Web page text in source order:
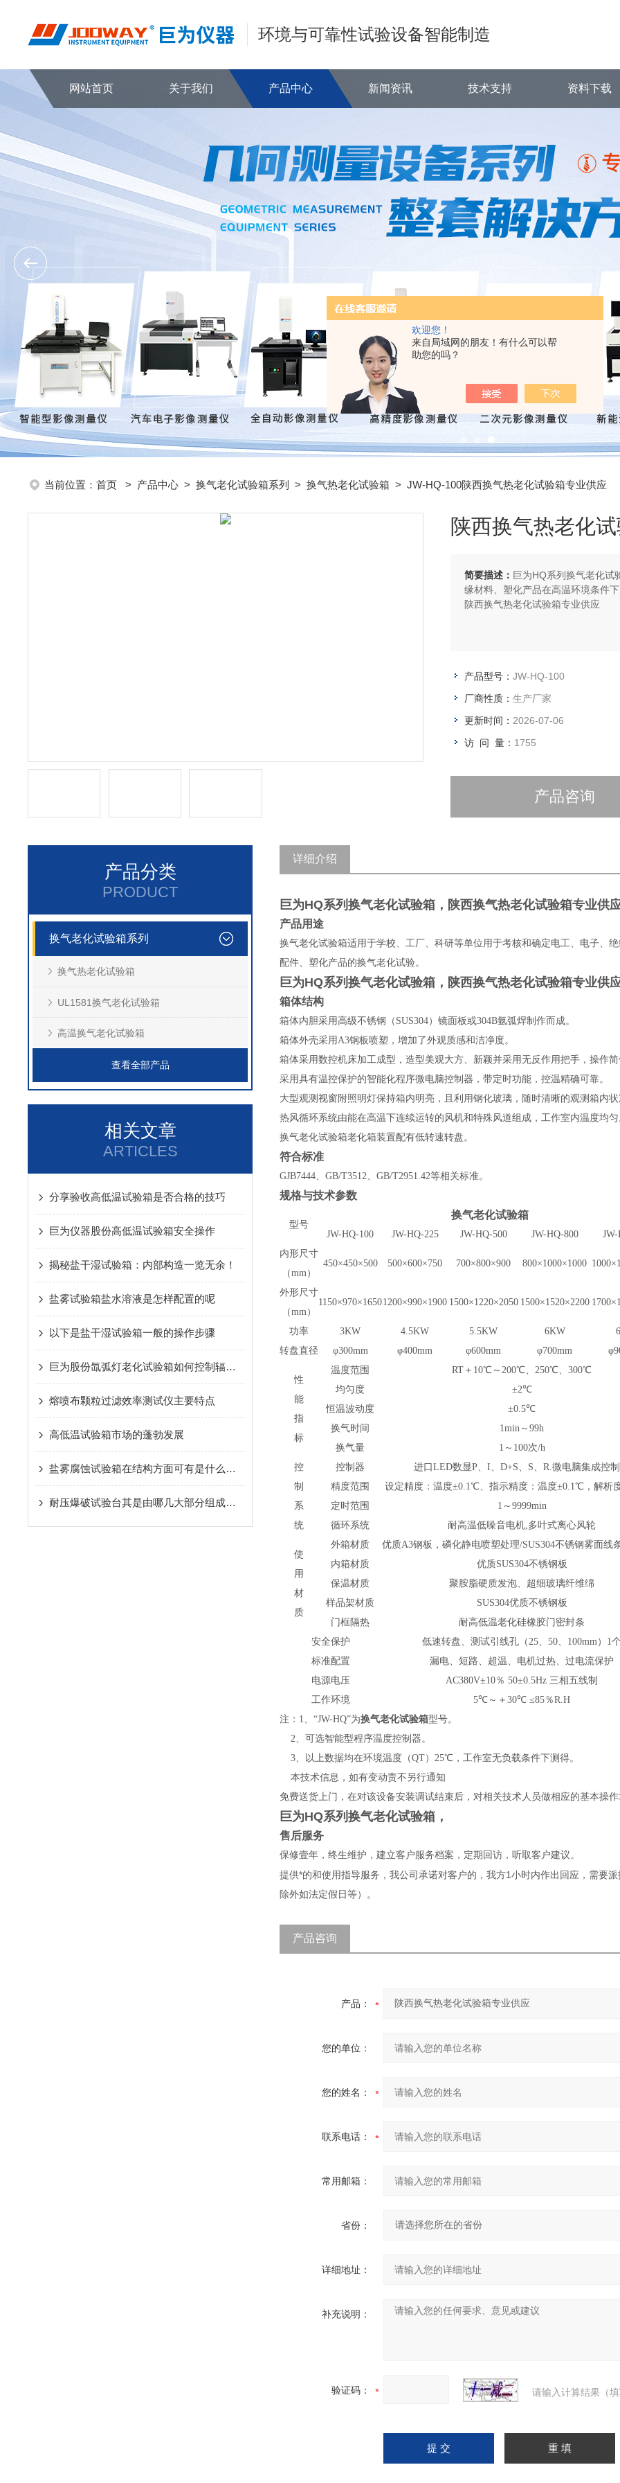
欢迎您！
来自局域网的朋友！有什么可以帮
助您的吗？
环境与可靠性试验设备智能制造
网站首页 关于我们 产品中心 新闻资讯 技术支持 资料下载
当前位置： 首页 > 产品中心 > 换气老化试验箱系列 > 换气热老化试验箱 > JW-HQ-100陕西换气热老化试验箱专业供应
陕西换气热老化
简要描述： 巨为HQ系列换气老化试
缘材料、塑化产品在高温环境条件
陕西换气热老化试验箱专业供应
产品型号： JW-HQ-100
厂商性质： 生产厂家
更新时间： 2026-07-06
访 问 量： 1755
产品咨询
产品分类
PRODUCT
换气老化试验箱系列
换气热老化试验箱
UL1581换气老化试验箱
高温换气老化试验箱
查看全部产品
相关文章
ARTICLES
分享验收高低温试验箱是否合格的技巧
巨为仪器股份高低温试验箱安全操作
揭秘盐干湿试验箱：内部构造一览无余！
盐雾试验箱盐水溶液是怎样配置的呢
以下是盐干湿试验箱一般的操作步骤
巨为股份氙弧灯老化试验箱如何控制辐照度
熔喷布颗粒过滤效率测试仪主要特点
高低温试验箱市场的蓬勃发展
盐雾腐蚀试验箱在结构方面可有是什么特点呢？
耐压爆破试验台其是由哪几大部分组成的呢？
详细介绍
巨为HQ系列换气老化试验箱， 陕西换气热老化试验箱专业供
产品用途
换气老化试验箱适用于学校、工厂、科研等单位用于考核和确定电工、电子、
配件、塑化产品的换气老化试验。
巨为HQ系列换气老化试验箱， 陕西换气热老化试验箱专业供
箱体结构
箱体内胆采用高级不锈钢（SUS304）镜面板或304B氩弧焊制作而成。
箱体外壳采用A3钢板喷塑，增加了外观质感和洁净度。
箱体采用数控机床加工成型，造型美观大方、新颖并采用无反作用把手，操作简
采用具有温控保护的智能化程序微电脑控制器，带定时功能，控温精确可靠。
大型观测视窗附照明灯保持箱内明亮，且利用钢化玻璃，随时清晰的观测箱内状
热风循环系统由能在高温下连续运转的风机和特殊风道组成，工作室内温度均匀
换气老化试验箱老化箱装置配有低转速转盘。
符合标准
GJB7444、GB/T3512、GB/T2951.42等相关标准。
规格与技术参数
型号
换气老化试验箱
JW-HQ-100 JW-HQ-225 JW-HQ-500 JW-HQ-800
内形尺寸
（mm）
450×450×500 500×600×750 700×800×900 800×1000×1000 1000
外形尺寸
（mm）
1150×970×16501200×990×1900 1500×1220×2050 1500×1520×2200 1700
功率 3KW 4.5KW 5.5KW 6KW
转盘直径
φ300mm φ400mm φ600mm φ700mm
性
能
指
标
温度范围 RT ＋10℃～200℃、250℃、300℃
均匀度
±2℃
恒温波动度
±0.5℃
换气时间
1min ～99h
换气量
1 ～100次/h
控
制
系
统
控制器
进口LED数显P、I、D+S、S、R.微电脑集成控
精度范围
设定精度：温度±0.1℃、指示精度：温度±0.1℃，解析
定时范围
1 ～9999min
循环系统
耐高温低噪音电机,多叶式离心风轮
使
用
材
质
外箱材质
优质A3钢板，磷化静电喷塑处理/SUS304不锈钢雾面线
内箱材质
优质SUS304不锈钢板
保温材质
聚胺脂硬质发泡、超细玻璃纤维绵
样品架材质
SUS304优质不锈钢板
门框隔热
耐高低温老化硅橡胶门密封条
安全保护
低速转盘、测试引线孔（25、50、100mm）1个
标准配置
漏电、短路、超温、电机过热、过电流保护
电源电压
AC380V±10％ 50±0.5Hz 三相五线制
工作环境
5℃～＋30℃ ≤85％R.H
注：1、“JW-HQ”为换气老化试验箱型号。
2、可选智能型程序温度控制器。
3、以上数据均在环境温度（QT）25℃，工作室无负载条件下测得。
本技术信息，如有变动责不另行通知
免费送货上门，在对该设备安装调试结束后，对相关技术人员做相应的基本操作
巨为HQ系列换气老化试验箱，
售后服务
保修壹年，终生维护，建立客户服务档案，定期回访，听取客户建议。
提供*的和使用指导服务，我公司承诺对客户的，我方1小时内作出回应，需要
除外如法定假日等）。
产品咨询
产品：
您的单位：
您的姓名：
联系电话：
常用邮箱：
省份：
详细地址：
补充说明：
验证码： 请输入计算结果（